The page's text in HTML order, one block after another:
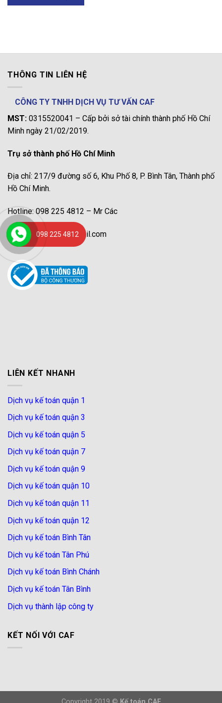
THÔNG TIN LIÊN HỆ
CÔNG TY TNHH DỊCH VỤ TƯ VẤN CAF
MST: 0315520041 – Cấp bởi sở tài chính thành phố Hồ Chí
Minh ngày 21/02/2019.
Trụ sở thành phố Hồ Chí Minh
Địa chỉ: 217/9 đường số 6, Khu Phố 8, P. Bình Tân, Thành phố
Hồ Chí Minh.
Hotline: 098 225 4812 – Mr Các
Gmail: congtycaf@gmail.com
LIÊN KẾT NHANH
Dịch vụ kế toán quận 1
Dịch vụ kế toán quận 3
Dịch vụ kế toán quận 5
Dịch vụ kế toán quận 7
Dịch vụ kế toán quận 9
Dịch vụ kế toán quận 10
Dịch vụ kế toán quận 11
Dịch vụ kế toán quận 12
Dịch vụ kế toán Bình Tân
Dịch vụ kế toán Tân Phú
Dịch vụ kế toán Bình Chánh
Dịch vụ kế toán Tân Bình
Dịch vụ thành lập công ty
KẾT NỐI VỚI CAF
098 225 4812